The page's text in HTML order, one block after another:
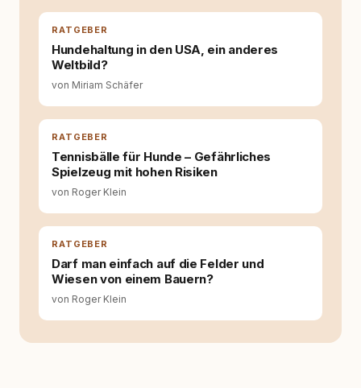
erlebt habe, wie verantwortungsvoll und
bewusst gute Hundehaltung funktionieren
kann. Dieser Perspektivwechsel begleitet
meine Arbeit bis heute. Bei rundum.dog bin ich
beteiligt, an denen aus Ideen fertige Beiträge
werden. Ich recherchiere Themen, plane
Inhalte, schreibe Artikel, begleite Gastbeiträge
redaktionell, veröffentliche Texte und betreue
die Social-Media-Kanäle. Mein Blick richtet
sich dabei immer auf das grosse Ganze:
Welche Themen sind relevant? Welche
Fragen stehen dahinter? Und wie lassen sich
Inhalte so aufbereiten, dass sie verständlich,
fundiert und für unsere Leser wirklich
hilfreich sind? Ich glaube, dass Emotionen
allein nicht ausreichen. Gute Entscheidungen
entstehen dort, wo Information,
Hinterfragen zusammenkommen. Mit meinen
Texten möchte ich genau dazu beitragen.
RATGEBER
Hundehaltung in den USA, ein anderes
Weltbild?
von Miriam Schäfer
RATGEBER
Tennisbälle für Hunde – Gefährliches
Spielzeug mit hohen Risiken
von Roger Klein
RATGEBER
Darf man einfach auf die Felder und
Wiesen von einem Bauern?
von Roger Klein